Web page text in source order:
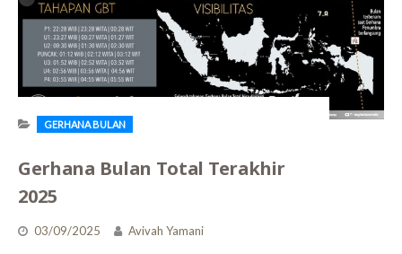
GERHANA BULAN
Gerhana Bulan Total Terakhir
2025
03/09/2025 Avivah Yamani